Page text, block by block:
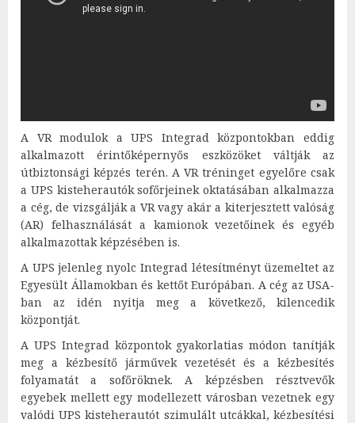
A VR modulok a UPS Integrad központokban eddig
alkalmazott érintőképernyős eszközöket váltják az
útbiztonsági képzés terén. A VR tréninget egyelőre csak
a UPS kisteherautók sofőrjeinek oktatásában alkalmazza
a cég, de vizsgálják a VR vagy akár a kiterjesztett valóság
(AR) felhasználását a kamionok vezetőinek és egyéb
alkalmazottak képzésében is.
A UPS jelenleg nyolc Integrad létesítményt üzemeltet az
Egyesült Államokban és kettőt Európában. A cég az USA-
ban az idén nyitja meg a következő, kilencedik
központját.
A UPS Integrad központok gyakorlatias módon tanítják
meg a kézbesítő járművek vezetését és a kézbesítés
folyamatát a sofőröknek. A képzésben résztvevők
egyebek mellett egy modellezett városban vezetnek egy
valódi UPS kisteherautót szimulált utcákkal, kézbesítési